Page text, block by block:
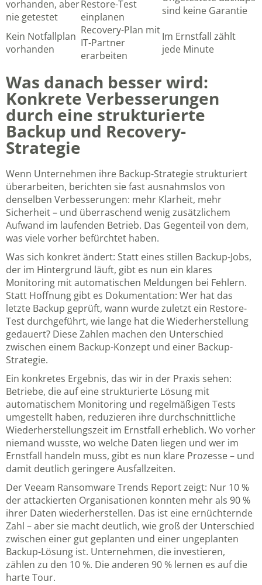
vorhanden, aber
nie getestet
Restore-Test
einplanen
sind keine Garantie
Kein Notfallplan
vorhanden
Recovery-Plan mit
IT-Partner
erarbeiten
Im Ernstfall zählt
jede Minute
Was danach besser wird:
Konkrete Verbesserungen
durch eine strukturierte
Backup und Recovery-
Strategie
Wenn Unternehmen ihre Backup-Strategie strukturiert
überarbeiten, berichten sie fast ausnahmslos von
denselben Verbesserungen: mehr Klarheit, mehr
Sicherheit – und überraschend wenig zusätzlichem
Aufwand im laufenden Betrieb. Das Gegenteil von dem,
was viele vorher befürchtet haben.
Was sich konkret ändert: Statt eines stillen Backup-Jobs,
der im Hintergrund läuft, gibt es nun ein klares
Monitoring mit automatischen Meldungen bei Fehlern.
Statt Hoffnung gibt es Dokumentation: Wer hat das
letzte Backup geprüft, wann wurde zuletzt ein Restore-
Test durchgeführt, wie lange hat die Wiederherstellung
gedauert? Diese Zahlen machen den Unterschied
zwischen einem Backup-Konzept und einer Backup-
Strategie.
Ein konkretes Ergebnis, das wir in der Praxis sehen:
Betriebe, die auf eine strukturierte Lösung mit
automatischem Monitoring und regelmäßigen Tests
umgestellt haben, reduzieren ihre durchschnittliche
Wiederherstellungszeit im Ernstfall erheblich. Wo vorher
niemand wusste, wo welche Daten liegen und wer im
Ernstfall handeln muss, gibt es nun klare Prozesse – und
damit deutlich geringere Ausfallzeiten.
Der Veeam Ransomware Trends Report zeigt: Nur 10 %
der attackierten Organisationen konnten mehr als 90 %
ihrer Daten wiederherstellen. Das ist eine ernüchternde
Zahl – aber sie macht deutlich, wie groß der Unterschied
zwischen einer gut geplanten und einer ungeplanten
Backup-Lösung ist. Unternehmen, die investieren,
zählen zu den 10 %. Die anderen 90 % lernen es auf die
harte Tour.